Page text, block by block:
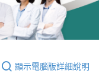
顯示電腦版詳細說明